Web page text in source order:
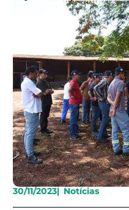
30/11/2023| Notícias